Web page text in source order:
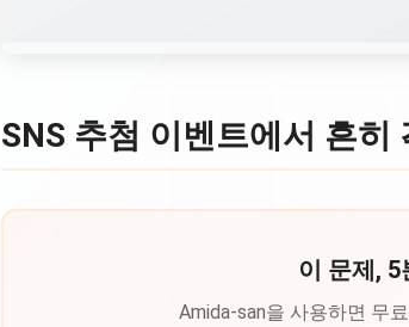
SNS 추첨 이벤트에서 흔히
이 문제,
Amida-san을 사용하면 무